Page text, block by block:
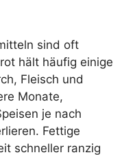
sind oft
hält häufig einige
Fleisch und
Monate,
je nach
Fettige
schneller ranzig